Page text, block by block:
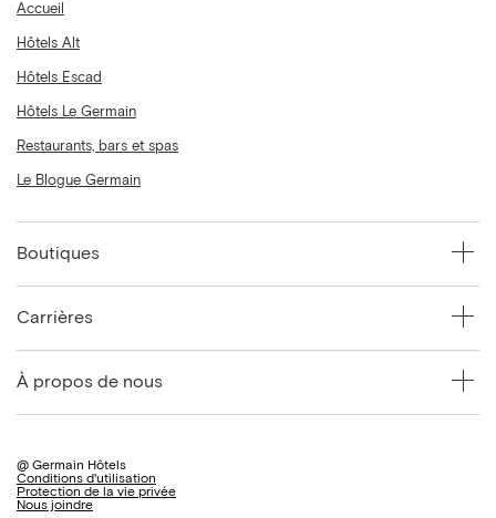
Accueil
Hôtels Alt
Hôtels Escad
Hôtels Le Germain
Restaurants, bars et spas
Le Blogue Germain
Boutiques
Carrières
À propos de nous
@ Germain Hôtels
Conditions d'utilisation
Protection de la vie privée
Nous joindre